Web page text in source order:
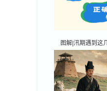
图解|汛期遇到这